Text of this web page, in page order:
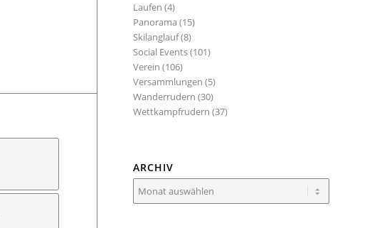
Laufen (4)
Panorama (15)
Skilanglauf(8)
Social Events(101)
Verein (106)
Versammlungen (5)
Wanderrudern (30)
Wettkampfrudern (37)
ARCHIV